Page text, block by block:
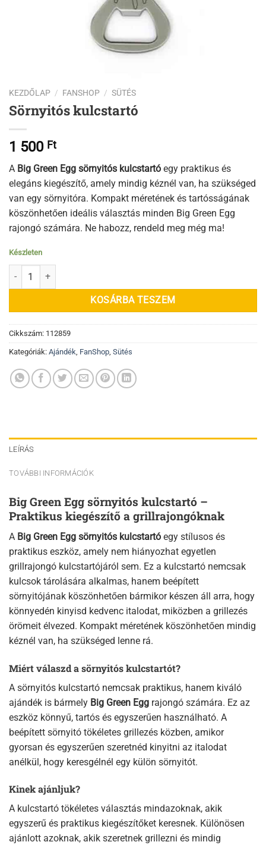
KEZDŐLAP / FANSHOP / SÜTÉS
Sörnyitós kulcstartó
1 500 Ft
A Big Green Egg sörnyitós kulcstartó egy praktikus és
elegáns kiegészítő, amely mindig kéznél van, ha szükséged
van egy sörnyitóra. Kompakt méretének és tartósságának
köszönhetően ideális választás minden Big Green Egg
rajongó számára. Ne habozz, rendeld meg még ma!
Készleten
Sörnyitós kulcstartó mennyiség
KOSÁRBA TESZEM
Cikkszám: 112859
Kategóriák: Ajándék, FanShop, Sütés
LEÍRÁS
TOVÁBBI INFORMÁCIÓK
Big Green Egg sörnyitós kulcstartó –
Praktikus kiegészítő a grillrajongóknak
A Big Green Egg sörnyitós kulcstartó egy stílusos és
praktikus eszköz, amely nem hiányozhat egyetlen
grillrajongó kulcstartójáról sem. Ez a kulcstartó nemcsak
kulcsok tárolására alkalmas, hanem beépített
sörnyitójának köszönhetően bármikor készen áll arra, hogy
könnyedén kinyisd kedvenc italodat, miközben a grillezés
örömeit élvezed. Kompakt méretének köszönhetően mindig
kéznél van, ha szükséged lenne rá.
Miért válaszd a sörnyitós kulcstartót?
A sörnyitós kulcstartó nemcsak praktikus, hanem kiváló
ajándék is bármely Big Green Egg rajongó számára. Ez az
eszköz könnyű, tartós és egyszerűen használható. A
beépített sörnyitó tökéletes grillezés közben, amikor
gyorsan és egyszerűen szeretnéd kinyitni az italodat
anélkül, hogy keresgélnél egy külön sörnyitót.
Kinek ajánljuk?
A kulcstartó tökéletes választás mindazoknak, akik
egyszerű és praktikus kiegészítőket keresnek. Különösen
ajánlott azoknak, akik szeretnek grillezni és mindig